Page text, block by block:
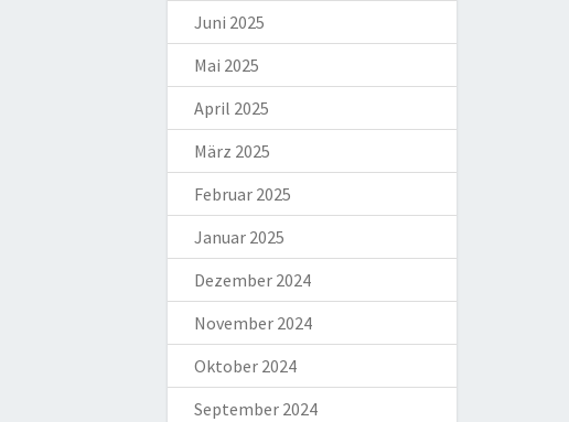
Juni 2025
Mai 2025
April 2025
März 2025
Februar 2025
Januar 2025
Dezember 2024
November 2024
Oktober 2024
September 2024